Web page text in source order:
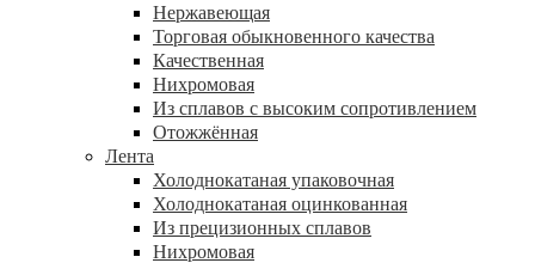
Нержавеющая
Торговая обыкновенного качества
Качественная
Нихромовая
Из сплавов с высоким сопротивлением
Отожжённая
Лента
Холоднокатаная упаковочная
Холоднокатаная оцинкованная
Из прецизионных сплавов
Нихромовая